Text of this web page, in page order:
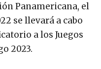
Panamericana, el
se llevará a cabo
a los Juegos
2023.